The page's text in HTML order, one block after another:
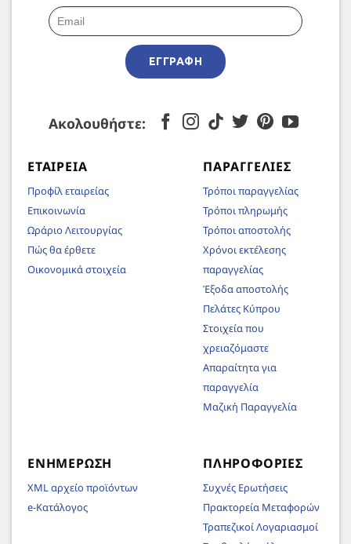
ΕΓΓΡΑΦΉ
Ακολουθήστε:
ΕΤΑΙΡΕΊΑ
Προφίλ εταιρείας
Επικοινωνία
Ωράριο Λειτουργίας
Πώς θα έρθετε
Οικονομικά στοιχεία
ΠΑΡΑΓΓΕΛΊΕΣ
Τρόποι παραγγελίας
Τρόποι πληρωμής
Τρόποι αποστολής
Χρόνοι εκτέλεσης
παραγγελίας
Έξοδα αποστολής
Πελάτες Κύπρου
Στοιχεία που
χρειαζόμαστε
Απαραίτητα για
παραγγελία
Μαζική Παραγγελία
ΕΝΗΜΈΡΩΣΗ
XML αρχείο προϊόντων
e-Κατάλογος
ΠΛΗΡΟΦΟΡΊΕΣ
Συχνές Ερωτήσεις
Πρακτορεία Μεταφορών
Τραπεζικοί Λογαριασμοί